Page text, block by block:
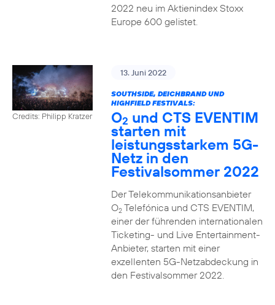
2022 neu im Aktienindex Stoxx
Europe 600 gelistet.
Credits: Philipp Kratzer
13. Juni 2022
SOUTHSIDE, DEICHBRAND UND
HIGHFIELD FESTIVALS:
O2 und CTS EVENTIM
starten mit
leistungsstarkem 5G-
Netz in den
Festivalsommer 2022
Der Telekommunikationsanbieter
O2Telefónica und CTS EVENTIM,
einer der führenden internationalen
Ticketing- und Live Entertainment-
Anbieter, starten mit einer
exzellenten 5G-Netzabdeckung in
den Festivalsommer 2022.